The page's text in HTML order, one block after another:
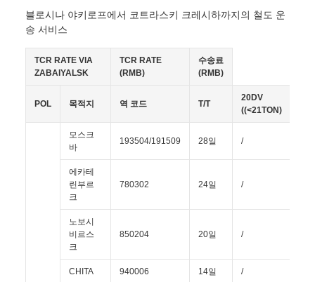
블로시나 야키로프에서 코트라스키 크레시하까지의 철도 운
송 서비스
TCR RATE VIA
ZABAIYALSK
TCR RATE
(RMB)
수송료
(RMB)
POL 목적지 역 코드 T/T
20DV
((<21TON)
모스크
바
193504/191509 28일 /
에카테
린부르
크
780302 24일 /
노보시
비르스
크
850204 20일 /
CHITA 940006 14일 /